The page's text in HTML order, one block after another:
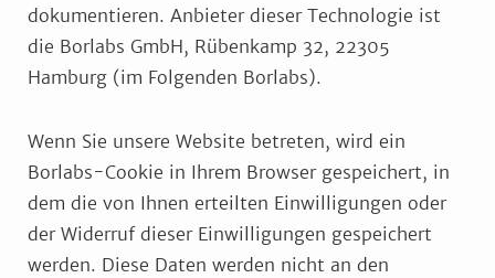
dokumentieren. Anbieter dieser Technologie ist
die Borlabs GmbH, Rübenkamp 32, 22305
Hamburg (im Folgenden Borlabs).
Wenn Sie unsere Website betreten, wird ein
Borlabs-Cookie in Ihrem Browser gespeichert, in
dem die von Ihnen erteilten Einwilligungen oder
der Widerruf dieser Einwilligungen gespeichert
werden. Diese Daten werden nicht an den